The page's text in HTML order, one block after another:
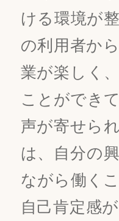
ける環境が
の利用者か
業が楽しく
ことができ
声が寄せら
は、自分の
ながら働く
自己肯定感